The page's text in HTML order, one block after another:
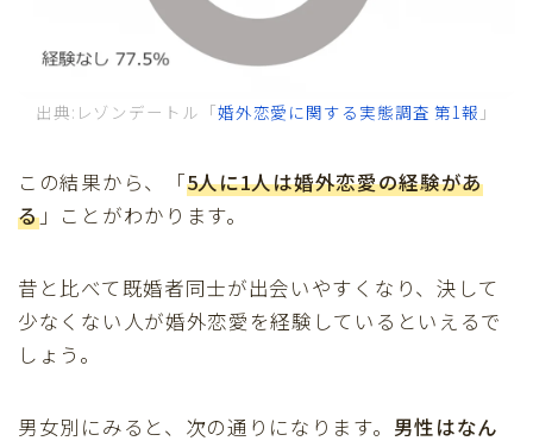
出典:レゾンデートル「婚外恋愛に関する実態調査 第1報 」
この結果から、「5人に1人は婚外恋愛の経験があ
る」ことがわかります。
昔と比べて既婚者同士が出会いやすくなり、決して
少なくない人が婚外恋愛を経験しているといえるで
しょう。
男女別にみると、次の通りになります。 男性はなん